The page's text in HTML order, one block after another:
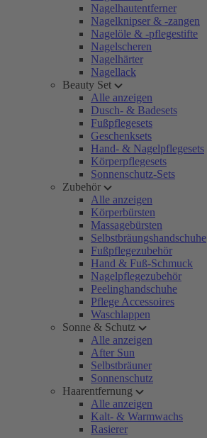
Nagelhautentferner
Nagelknipser & -zangen
Nagelöle & -pflegestifte
Nagelscheren
Nagelhärter
Nagellack
Beauty Set
Alle anzeigen
Dusch- & Badesets
Fußpflegesets
Geschenksets
Hand- & Nagelpflegesets
Körperpflegesets
Sonnenschutz-Sets
Zubehör
Alle anzeigen
Körperbürsten
Massagebürsten
Selbstbräungshandschuhe
Fußpflegezubehör
Hand & Fuß-Schmuck
Nagelpflegezubehör
Peelinghandschuhe
Pflege Accessoires
Waschlappen
Sonne & Schutz
Alle anzeigen
After Sun
Selbstbräuner
Sonnenschutz
Haarentfernung
Alle anzeigen
Kalt- & Warmwachs
Rasierer